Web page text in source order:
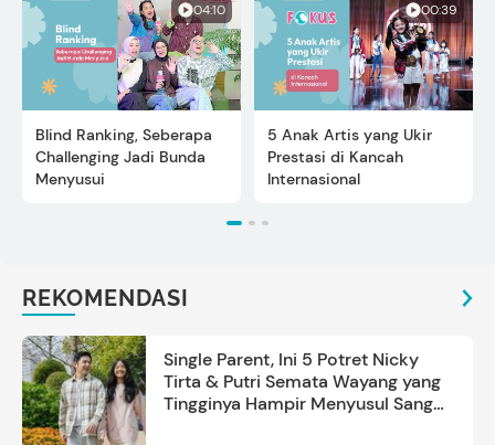
04:10
Blind Ranking, Seberapa
Challenging Jadi Bunda
Menyusui
00:39
5 Anak Artis yang Ukir
Prestasi di Kancah
Internasional
REKOMENDASI
Single Parent, Ini 5 Potret Nicky
Tirta & Putri Semata Wayang yang
Tingginya Hampir Menyusul Sang